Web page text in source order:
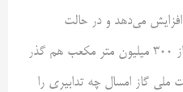
می‌دهد و در حالت
خوش‌بینانه گمان آنکه ناترازی گاز از ۳۰۰ میلیون متر مکعب هم گذر
ملی گاز امسال چه تدابیری را